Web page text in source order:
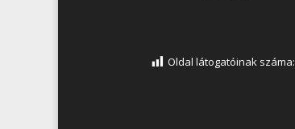
Oldal látogatóinak száma: